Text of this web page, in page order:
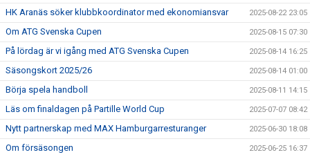
HK Aranäs söker klubbkoordinator med ekonomiansvar 2025-08-22 23:05
Om ATG Svenska Cupen 2025-08-15 07:30
På lördag är vi igång med ATG Svenska Cupen 2025-08-14 16:25
Säsongskort 2025/26 2025-08-14 01:00
Börja spela handboll 2025-08-11 14:15
Läs om finaldagen på Partille World Cup 2025-07-07 08:42
Nytt partnerskap med MAX Hamburgarresturanger 2025-06-30 18:08
Om försäsongen 2025-06-25 16:37